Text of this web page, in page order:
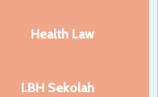
Health Law
LBH Sekolah